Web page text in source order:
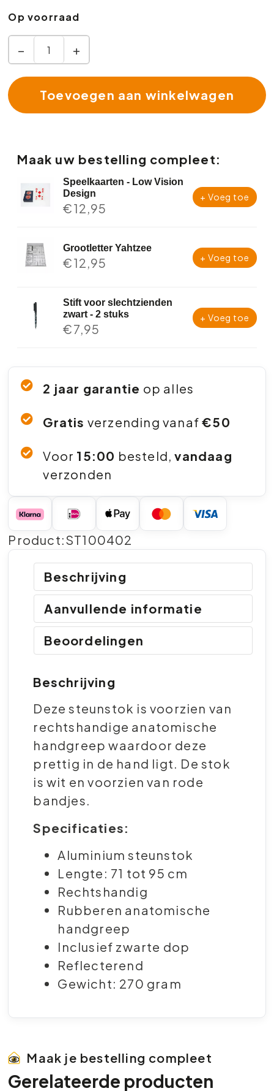
Op voorraad
− +
Toevoegen aan winkelwagen
Maak uw bestelling compleet:
Speelkaarten - Low Vision
Design
€12,95
+ Voeg toe
Grootletter Yahtzee
€12,95 + Voeg toe
Stift voor slechtzienden
zwart - 2 stuks
€7,95
+ Voeg toe
2 jaar garantie op alles
Gratis verzending vanaf€50
Voor 15:00 besteld,vandaag
verzonden
Product:ST100402
Beschrijving
Aanvullende informatie
Beoordelingen
Beschrijving
Deze steunstok is voorzien van
rechtshandige anatomische
handgreep waardoor deze
prettig in de hand ligt. De stok
is wit en voorzien van rode
bandjes.
Specificaties:
Aluminium steunstok
Lengte: 71 tot 95 cm
Rechtshandig
Rubberen anatomische
handgreep
Inclusief zwarte dop
Reflecterend
Gewicht: 270 gram
Maak je bestelling compleet
Gerelateerde producten